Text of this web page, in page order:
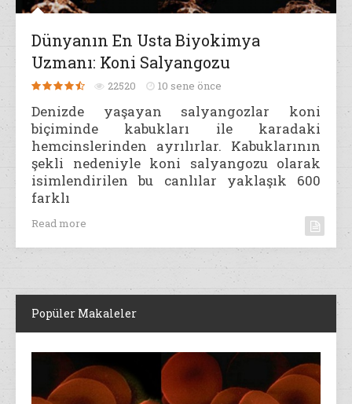
Dünyanın En Usta Biyokimya
Uzmanı: Koni Salyangozu
22520 10 sene önce
Denizde yaşayan salyangozlar koni
biçiminde kabukları ile karadaki
hemcinslerinden ayrılırlar. Kabuklarının
şekli nedeniyle koni salyangozu olarak
isimlendirilen bu canlılar yaklaşık 600
farklı
Read more
Popüler Makaleler